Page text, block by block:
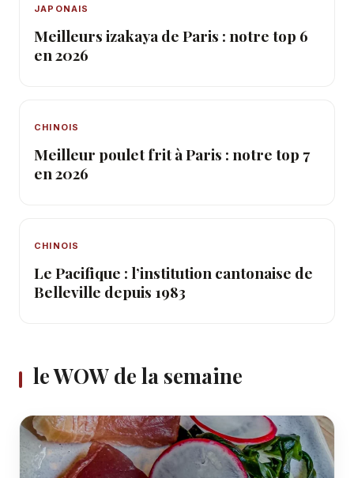
JAPONAIS
Meilleurs izakaya de Paris : notre top 6
en 2026
CHINOIS
Meilleur poulet frit à Paris : notre top 7
en 2026
CHINOIS
Le Pacifique : l’institution cantonaise de
Belleville depuis 1983
le WOW de la semaine